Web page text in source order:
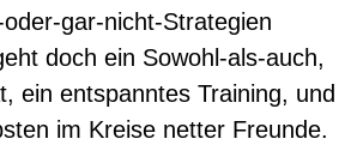
gar-nicht-Strategien
doch ein Sowohl-als-auch,
ein entspanntes Training, und
im Kreise netter Freunde.